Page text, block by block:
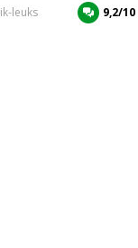
leuks 9,2/10